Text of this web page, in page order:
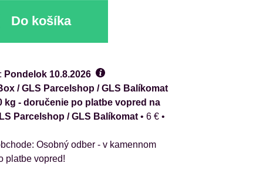
Do košíka
Pondelok10.8.2026
/ GLS Parcelshop / GLS Balíkomat
kg - doručenie po platbe vopred na
Parcelshop / GLS Balíkomat• 6 € •
Osobný odber - v kamennom
platbe vopred!